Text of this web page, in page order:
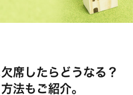
席したらどうなる？
法もご紹介。